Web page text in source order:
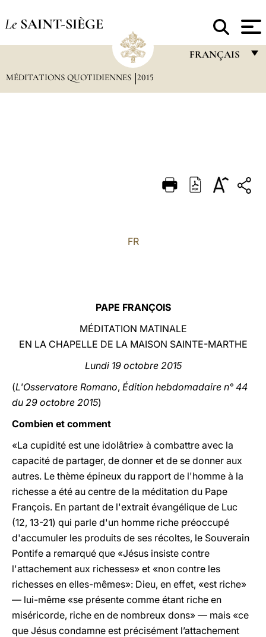
Le SAINT-SIÈGE
FRANÇAIS
DEUTSCH
MÉDITATIONS QUOTIDIENNES 2015
FR
PAPE FRANÇOIS
MÉDITATION MATINALE
EN LA CHAPELLE DE LA MAISON SAINTE-MARTHE
Lundi 19 octobre 2015
(L'Osservatore Romano, Édition hebdomadaire n° 44
du 29 octobre 2015)
Combien et comment
«La cupidité est une idolâtrie» à combattre avec la
capacité de partager, de donner et de se donner aux
autres. Le thème épineux du rapport de l'homme à la
richesse a été au centre de la méditation du Pape
François. En partant de l'extrait évangélique de Luc
(12, 13-21) qui parle d'un homme riche préoccupé
d'accumuler les produits de ses récoltes, le Souverain
Pontife a remarqué que «Jésus insiste contre
l'attachement aux richesses» et «non contre les
richesses en elles-mêmes»: Dieu, en effet, «est riche»
— lui-même «se présente comme étant riche en
miséricorde, riche en de nombreux dons» — mais «ce
que Jésus condamne est précisément l’attachement